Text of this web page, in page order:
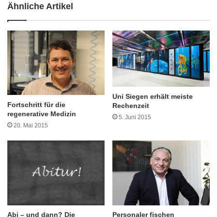
R
h
e
n
o
r
g
n
e
n
t
,
b
f
i
t
–
u
o
p
Ähnliche Artikel
Fortschritt für die
regenerative Medizin
20. Mai 2015
Uni Siegen erhält meiste
Rechenzeit
5. Juni 2015
Abi – und dann? Die
Personaler fischen